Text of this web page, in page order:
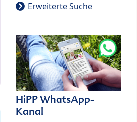
Erweiterte Suche
HiPP WhatsApp-
Kanal